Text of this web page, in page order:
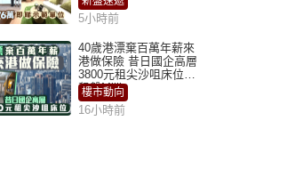
作用
5小時前
40歲港漂棄百萬年薪來
港做保險 昔日國企高層
3800元租尖沙咀床位｜
租盤Million
樓市動向
16小時前